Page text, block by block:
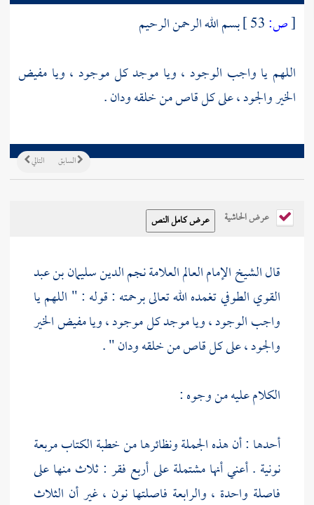
[ص:
بسم الله الرحمن الرحيم
اللهم يا واجب الوجود ، ويا موجد كل موجود ، ويا مفيض
الخير والجود ، على كل قاص من خلقه ودان .
التالي السابق
عرض الحاشية
قال الشيخ الإمام العالم العلامةنجم الدين سليمان بن عبد
القوي الطوفيتغمده الله تعالى برحمته : قوله : " اللهم يا
واجب الوجود ، ويا موجد كل موجود ، ويا مفيض الخير
والجود ، على كل قاص من خلقه ودان " .
الكلام عليه من وجوه :
أحدها : أن هذه الجملة ونظائرها من خطبة الكتاب مربعة
نونية . أعني أنها مشتملة على أربع فقر : ثلاث منها على
فاصلة واحدة ، والرابعة فاصلتها نون ، غير أن الثلاث